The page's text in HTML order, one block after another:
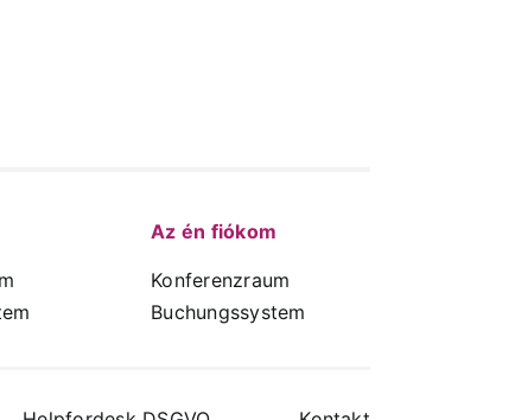
Az én fiókom
Konferenzraum
Buchungssystem